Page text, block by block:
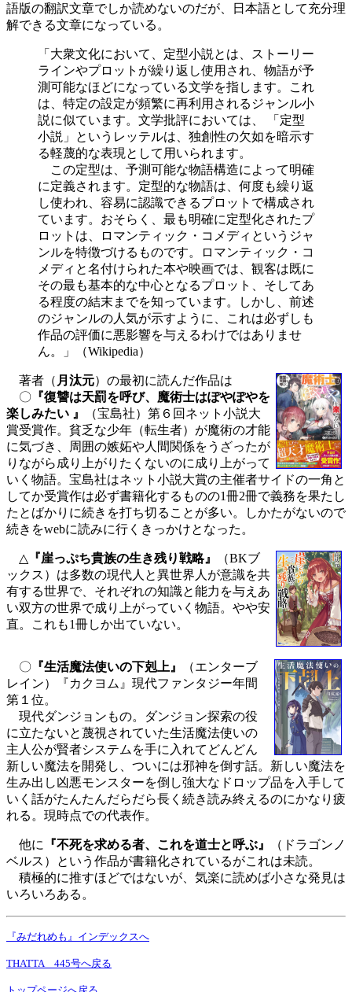
語版の翻訳文章でしか読めないのだが、日本語として充分理
解できる文章になっている。
「大衆文化において、定型小説とは、ストーリー
ラインやプロットが繰り返し使用され、物語が予
測可能なほどになっている文学を指します。これ
は、特定の設定が頻繁に再利用されるジャンル小
説に似ています。文学批評においては、 「定型
小説」というレッテルは、独創性の欠如を暗示す
る軽蔑的な表現として用いられます。
この定型は、予測可能な物語構造によって明確
に定義されます。定型的な物語は、何度も繰り返
し使われ、容易に認識できるプロットで構成され
ています。おそらく、最も明確に定型化されたプ
ロットは、ロマンティック・コメディというジャ
ンルを特徴づけるものです。ロマンティック・コ
メディと名付けられた本や映画では、観客は既に
その最も基本的な中心となるプロット、そしてあ
る程度の結末までを知っています。しかし、前述
のジャンルの人気が示すように、これは必ずしも
作品の評価に悪影響を与えるわけではありませ
ん。」（Wikipedia）
著者（ 月汰元）の最初に読んだ作品は
〇 『復讐は天罰を呼び、魔術士はぽやぽやを
楽しみたい 』
（宝島社）第６回ネット小説大
賞受賞作。貧乏な少年（転生者）が魔術の才能
に気づき、周囲の嫉妬や人間関係をうざったが
りながら成り上がりたくないのに成り上がって
いく物語。宝島社はネット小説大賞の主催者サイドの一角と
してか受賞作は必ず書籍化するものの1冊2冊で義務を果たし
たとばかりに続きを打ち切ることが多い。しかたがないので
続きをwebに読みに行くきっかけとなった。
△ 『崖っぷち貴族の生き残り戦略』
（BKブ
ックス）は多数の現代人と異世界人が意識を共
有する世界で、それぞれの知識と能力を与えあ
い双方の世界で成り上がっていく物語。やや安
直。これも1冊しか出ていない。
〇 『生活魔法使いの下剋上』
（エンターブ
レイン）『カクヨム』現代ファンタジー年間
第１位。
現代ダンジョンもの。ダンジョン探索の役
に立たないと蔑視されていた生活魔法使いの
主人公が賢者システムを手に入れてどんどん
新しい魔法を開発し、ついには邪神を倒す話。新しい魔法を
生み出し凶悪モンスターを倒し強大なドロップ品を入手して
いく話がたんたんだらだら長く続き読み終えるのにかなり疲
れる。現時点での代表作。
他に 『不死を求める者、これを道士と呼ぶ』
（ドラゴンノ
ベルス）という作品が書籍化されているがこれは未読。
積極的に推すほどではないが、気楽に読めば小さな発見は
いろいろある。
『みだれめも』インデックスへ
THATTA 445号へ戻る